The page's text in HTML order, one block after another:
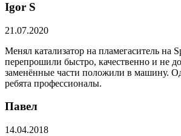
​Igor S
21.07.2020
Менял катализатор на пламегаситель на
перепрошили быстро, качественно и не
заменённые части положили в машину.
ребята профессионалы.
Павел
14.04.2018